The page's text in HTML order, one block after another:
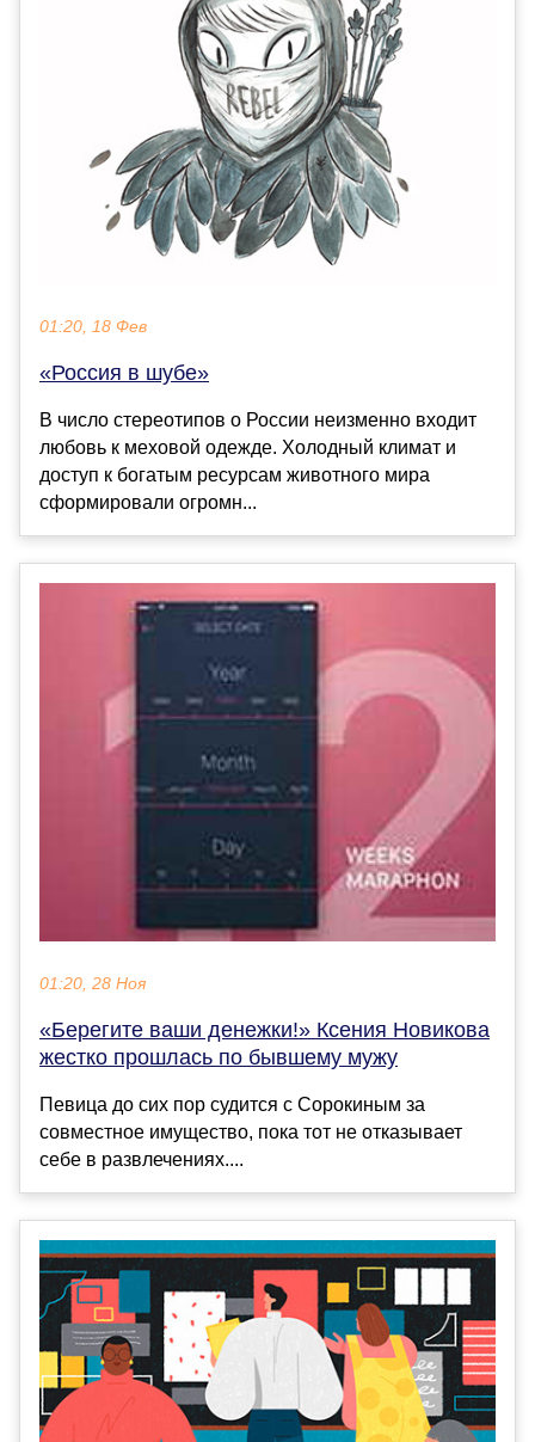
01:20, 18 Фев
«Россия в шубе»
В число стереотипов о России неизменно входит
любовь к меховой одежде. Холодный климат и
доступ к богатым ресурсам животного мира
сформировали огромн...
01:20, 28 Ноя
«Берегите ваши денежки!» Ксения Новикова
жестко прошлась по бывшему мужу
Певица до сих пор судится с Сорокиным за
совместное имущество, пока тот не отказывает
себе в развлечениях....